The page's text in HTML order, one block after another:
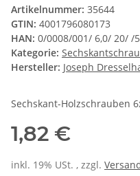
Artikelnummer: 35644
GTIN: 4001796080173
HAN: 0/0008/001/ 6,0/ 20/ /
Kategorie:
Hersteller: Joseph
Sechskant-Holzschrauben
1,82 €
inkl. 19% USt. , zzgl.